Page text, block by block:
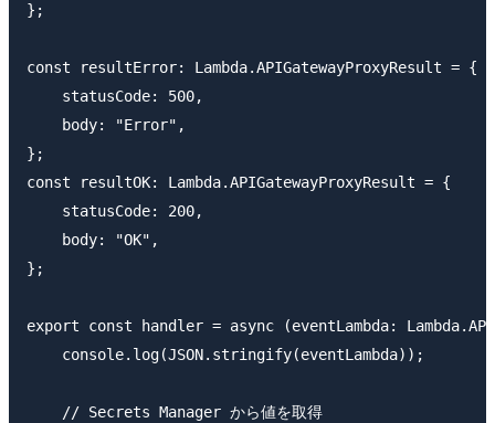
};
const resultError: Lambda.APIGatewayProxyResult = {
    statusCode: 500,
    body: "Error",
};
const resultOK: Lambda.APIGatewayProxyResult = {
    statusCode: 200,
    body: "OK",
};
export const handler = async (eventLambda:
    console.log(JSON.stringify(eventLambda));
    // Secrets Manager から値を取得